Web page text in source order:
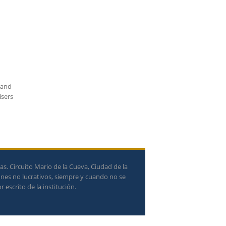
Circuito Mario de la Cueva, Ciudad de la
no lucrativos, siempre y cuando no se
escrito de la institución.